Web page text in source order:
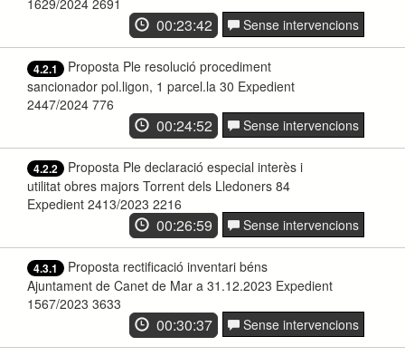
1629/2024 2691
00:23:42 Sense intervencions
4.2.1
Proposta Ple resolució procediment
sancionador pol.ligon, 1 parcel.la 30 Expedient
2447/2024 776
00:24:52 Sense intervencions
4.2.2
Proposta Ple declaració especial interès i
utilitat obres majors Torrent dels Lledoners 84
Expedient 2413/2023 2216
00:26:59 Sense intervencions
4.3.1
Proposta rectificació inventari béns
Ajuntament de Canet de Mar a 31.12.2023 Expedient
1567/2023 3633
00:30:37 Sense intervencions